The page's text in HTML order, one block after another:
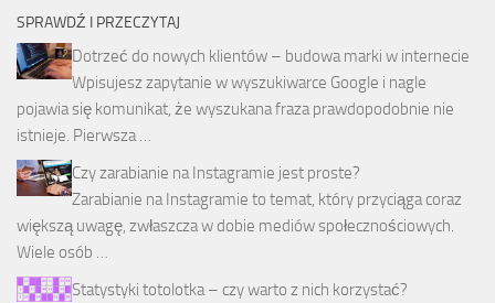
SPRAWDŹ I PRZECZYTAJ
Dotrzeć do nowych klientów – budowa marki w internecie
Wpisujesz zapytanie w wyszukiwarce Google i nagle
pojawia się komunikat, że wyszukana fraza prawdopodobnie nie
istnieje. Pierwsza …
Czy zarabianie na Instagramie jest proste?
Zarabianie na Instagramie to temat, który przyciąga coraz
większą uwagę, zwłaszcza w dobie mediów społecznościowych.
Wiele osób …
Statystyki totolotka – czy warto z nich korzystać?